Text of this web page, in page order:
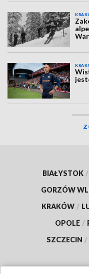
BIAŁYSTOK /
GORZÓW
KRAKÓW /
OPOLE /
SZCZECIN /